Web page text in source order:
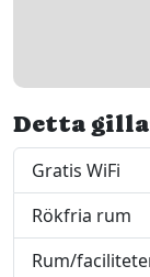
Detta
Gratis WiFi
Rökfria rum
Rum/